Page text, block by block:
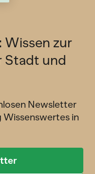
Wissen zur
Stadt und
Newsletter
Wissenswertes in